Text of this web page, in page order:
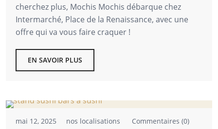
cherchez plus, Mochis Mochis débarque chez
Intermarché, Place de la Renaissance, avec une
offre qui va vous faire craquer !
EN SAVOIR PLUS
mai 12, 2025 nos localisations Commentaires (0)